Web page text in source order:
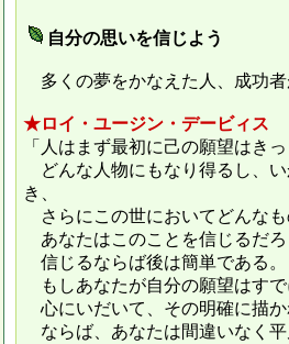
自分の思いを信じよう
多くの夢をかなえた人、成功
★ロイ・ユージン・デービィス
「人はまず最初に己の願望はき
どんな人物にもなり得るし、
き、
さらにこの世においてどんな
あなたはこのことを信じるだ
信じるならば後は簡単である。
もしあなたが自分の願望はす
心にいだいて、その明確に描
ならば、あなたは間違いなく